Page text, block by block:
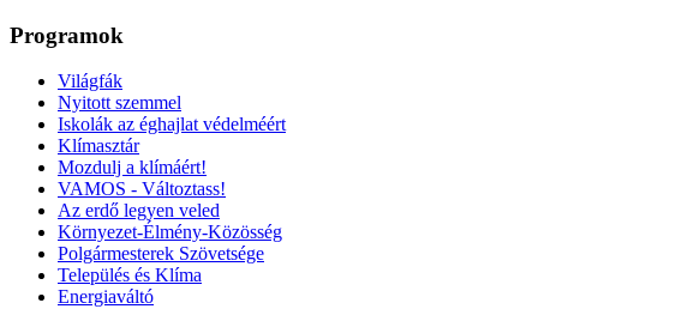
Programok
Világfák
Nyitott szemmel
Iskolák az éghajlat védelméért
Klímasztár
Mozdulj a klímáért!
VAMOS - Változtass!
Az erdő legyen veled
Környezet-Élmény-Közösség
Polgármesterek Szövetsége
Település és Klíma
Energiaváltó